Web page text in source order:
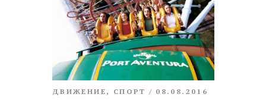
ДВИЖЕНИЕ , СПОРТ 08.08.2016